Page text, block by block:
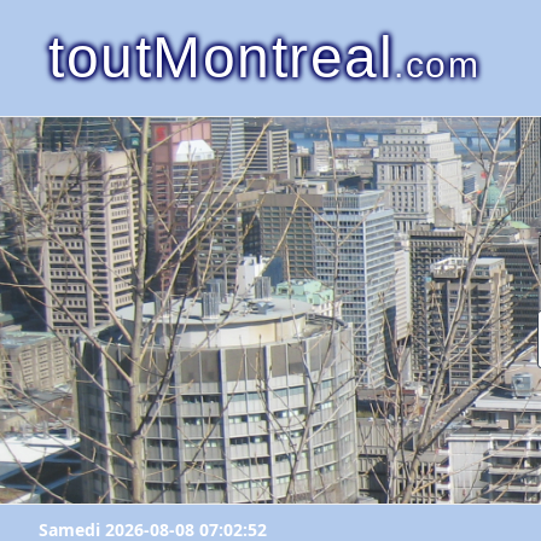
toutMontreal.com
Samedi 2026-08-08 07:02:52